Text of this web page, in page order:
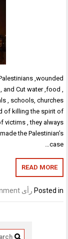
,wounded
Cut water ,food ,
, schools, churches
of killing the spirit of
victims , they always
the Palestinian’s
case…
READ MORE
Posted in رأى